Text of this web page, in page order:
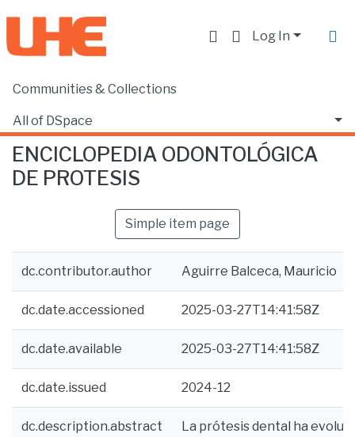
Log In
Communities & Collections
All of DSpace
Statistics
Home
ENCICLOPEDIA ODONTOLÓGICA
DE PROTESIS
Simple item page
dc.contributor.author Aguirre Balceca, Mauricio
dc.date.accessioned 2025-03-27T14:41:58Z
dc.date.available 2025-03-27T14:41:58Z
dc.date.issued 2024-12
dc.description.abstract
La prótesis dental ha